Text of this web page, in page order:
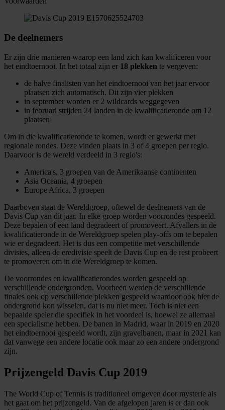
De deelnemers
Er zijn drie manieren waarop een land zich kan kwalificeren voor
het eindtoernooi. In het totaal zijn er 18 plekken te vergeven:
de halve finalisten van het eindtoernooi van het jaar ervoor
plaatsen zich automatisch. Dit zijn vier plekken
in september worden er 2 wildcards weggegeven
in februari strijden 24 landen in de kwalificatieronde om 12
plaatsen
Om in die kwalificatieronde te komen, wordt er gewerkt met
regionale rondes. Deze vinden plaats in 3 of 4 groepen per regio.
Daarvoor is de wereld verdeeld in 3 regio's:
America's, 3 groepen van de Amerikaanse continenten
Asia Oceania, 4 groepen
Europe Africa, 3 groepen
Daarboven staat de Wereldgroep, oftewel de deelnemers van de
Davis Cup van dit jaar. In elke groep worden voorrondes gespeeld.
Deze bepalen of een land degradeert of promoveert. Afvallers in de
kwalificatieronde in de Wereldgroep spelen play-offs om te bepalen
wie er degradeert. Het is dus een competitie met verschillende
divisies, alleen de eredivisie speelt de Davis Cup en de rest probeert
te promoveren om in die Wereldgroep te komen.
De voorrondes en kwalificatierondes worden gespeeld op
verschillende ondergronden. Voorheen werden de verschillende
finales ook op verschillende plekken gespeeld waardoor ook hier de
ondergrond kon wisselen, dat is nu niet meer. Toch is niet een
bepaalde speler die specifiek in het voordeel is, hoewel ze allemaal
een specialisme hebben. De banen in Madrid, waar in 2019 en 2020
het eindtoernooi gespeeld wordt, zijn gravelbanen, maar in 2021 kan
dat vanwege een andere locatie ook maar zo een andere ondergrond
zijn.
Prijzengeld Davis Cup 2019
The World Cup of Tennis is traditioneel omgeven door mysterie als
het gaat om het prijzengeld. Van de afgelopen jaren is er dan ook